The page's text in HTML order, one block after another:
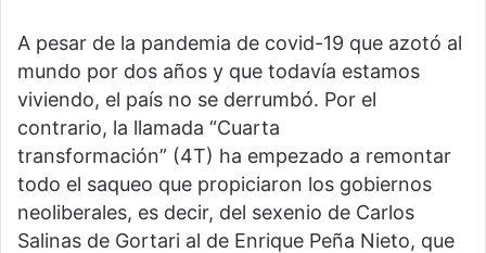
A pesar de la pandemia de covid-19 que azotó al
mundo por dos años y que todavía estamos
viviendo, el país no se derrumbó. Por el
contrario, la llamada “Cuarta
transformación” (4T) ha empezado a remontar
todo el saqueo que propiciaron los gobiernos
neoliberales, es decir, del sexenio de Carlos
Salinas de Gortari al de Enrique Peña Nieto, que